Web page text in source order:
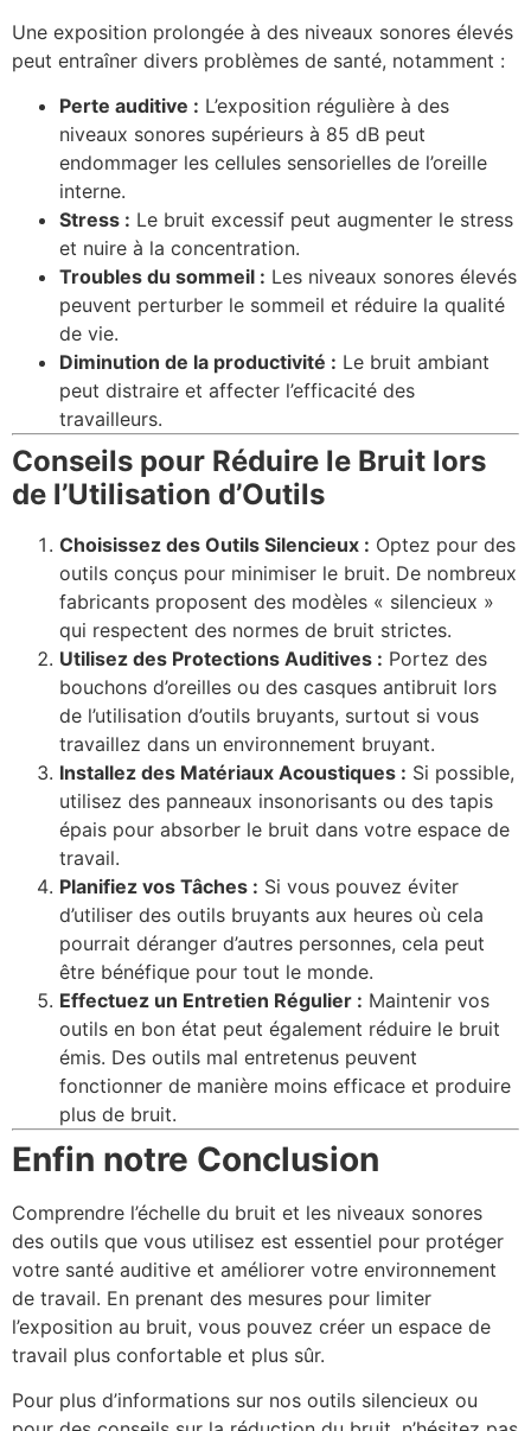
Une exposition prolongée à des niveaux sonores élevés
peut entraîner divers problèmes de santé, notamment :
Perte auditive : L’exposition régulière à des
niveaux sonores supérieurs à 85 dB peut
endommager les cellules sensorielles de l’oreille
interne.
Stress : Le bruit excessif peut augmenter le stress
et nuire à la concentration.
Troubles du sommeil : Les niveaux sonores élevés
peuvent perturber le sommeil et réduire la qualité
de vie.
Diminution de la productivité : Le bruit ambiant
peut distraire et affecter l’efficacité des
travailleurs.
Conseils pour Réduire le Bruit lors
de l’Utilisation d’Outils
Choisissez des Outils Silencieux : Optez pour des
outils conçus pour minimiser le bruit. De nombreux
fabricants proposent des modèles « silencieux »
qui respectent des normes de bruit strictes.
Utilisez des Protections Auditives : Portez des
bouchons d’oreilles ou des casques antibruit lors
de l’utilisation d’outils bruyants, surtout si vous
travaillez dans un environnement bruyant.
Installez des Matériaux Acoustiques : Si possible,
utilisez des panneaux insonorisants ou des tapis
épais pour absorber le bruit dans votre espace de
travail.
Planifiez vos Tâches : Si vous pouvez éviter
d’utiliser des outils bruyants aux heures où cela
pourrait déranger d’autres personnes, cela peut
être bénéfique pour tout le monde.
Effectuez un Entretien Régulier : Maintenir vos
outils en bon état peut également réduire le bruit
émis. Des outils mal entretenus peuvent
fonctionner de manière moins efficace et produire
plus de bruit.
Enfin notre Conclusion
Comprendre l’échelle du bruit et les niveaux sonores
des outils que vous utilisez est essentiel pour protéger
votre santé auditive et améliorer votre environnement
de travail. En prenant des mesures pour limiter
l’exposition au bruit, vous pouvez créer un espace de
travail plus confortable et plus sûr.
Pour plus d’informations sur nos outils silencieux ou